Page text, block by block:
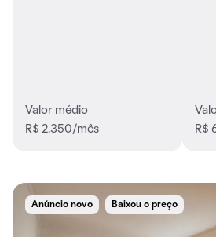
Valor médio
R$ 2.350/mês
R$
Anúncio novo Baixou o preço